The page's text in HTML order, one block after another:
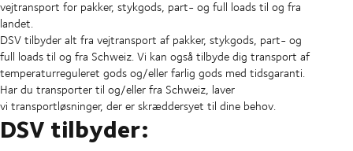
vejtransport for pakker, stykgods, part- og full loads til og fra
landet.
DSV tilbyder alt fra vejtransport af pakker, stykgods, part- og
full loads til og fra Schweiz. Vi kan også tilbyde dig transport af
temperaturreguleret gods og/eller farlig gods med tidsgaranti.
Har du transporter til og/eller fra Schweiz, laver
vi transportløsninger, der er skræddersyet til dine behov.
DSV tilbyder: